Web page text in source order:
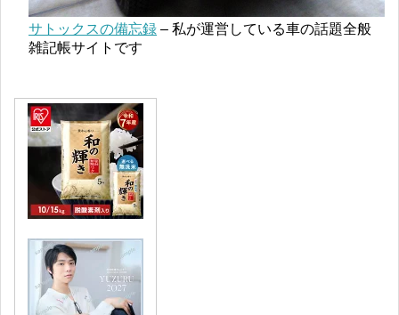
サトックスの備忘録 – 私が運営している車の話題全般
雑記帳サイトです